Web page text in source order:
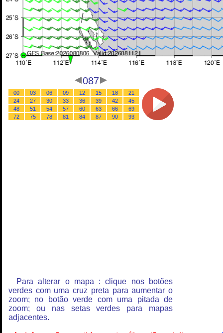
087
00 03 06 09 12 15 18
21
24
27 30 33 36 39 42
45
48
51 54 57 60 63 66
69
72
75 78 81 84 87 90 93
Para alterar o mapa : clique nos botões
verdes com uma cruz preta para aumentar o
zoom; no botão verde com uma pitada de
zoom; ou nas setas verdes para mapas
adjacentes.